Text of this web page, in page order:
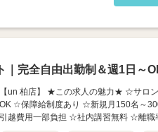
｜完全自由出勤制＆週1日～
【un 柏店】 ★この求人の魅力★ ☆サロ
OK ☆保障給制度あり ☆新規月150名～
引越費用一部負担 ☆社内講習無料 ☆離職